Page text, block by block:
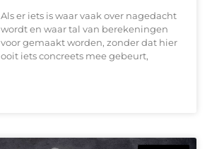
Als er iets is waar vaak over nagedacht
wordt en waar tal van berekeningen
voor gemaakt worden, zonder dat hier
ooit iets concreets mee gebeurt,